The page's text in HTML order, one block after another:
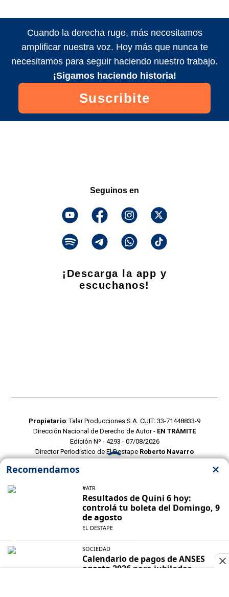
Cuando la derecha ruge, más necesitamos
amplificar nuestra voz. Hoy más que nunca te
necesitamos para seguir haciendo nuestro trabajo.
¡Sigamos haciendo historia!
Suscribite
Seguinos en
¡Descarga la app y
escuchanos!
Propietario: Talar Producciones S.A. CUIT: 33-71448833-9
Dirección Nacional de Derecho de Autor - EN TRÁMITE
Edición Nº - 4293 - 07/08/2026
Director Periodístico de El Destape Roberto Navarro
POLITICAS DE PRIVACIDAD
CONTACTO COMERCIAL
CONTACTO EDITORIAL
Mustang Cloud- CMS para portales de noticias